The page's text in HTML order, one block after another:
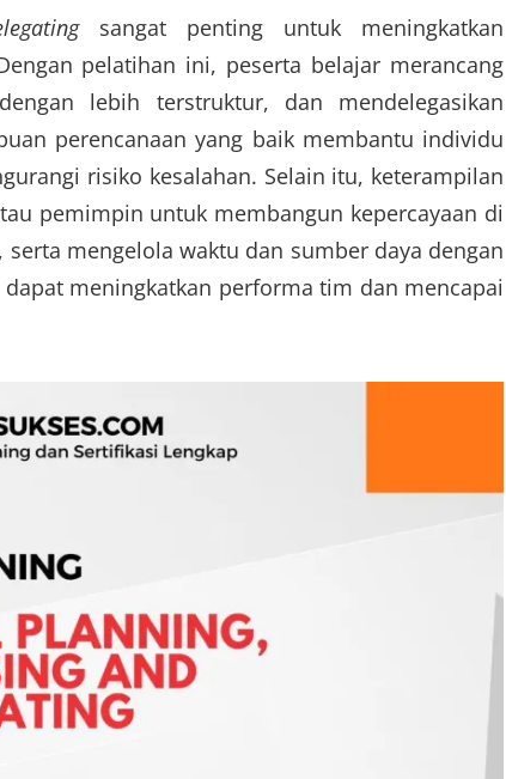
sangat penting untuk meningkatkan
pelatihan ini, peserta belajar merancang
lebih terstruktur, dan mendelegasikan
perencanaan yang baik membantu individu
risiko kesalahan. Selain itu, keterampilan
pemimpin untuk membangun kepercayaan di
mengelola waktu dan sumber daya dengan
meningkatkan performa tim dan mencapai